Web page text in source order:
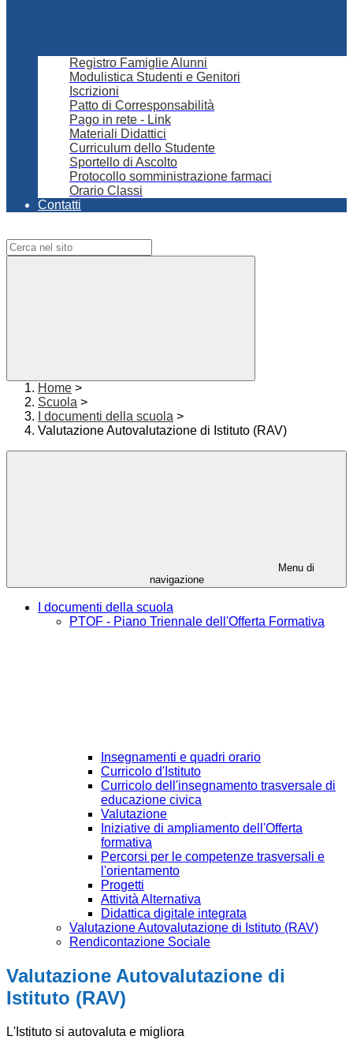
Registro Famiglie Alunni
Modulistica Studenti e Genitori
Iscrizioni
Patto di Corresponsabilità
Pago in rete - Link
Materiali Didattici
Curriculum dello Studente
Sportello di Ascolto
Protocollo somministrazione farmaci
Orario Classi
Contatti
Home >
Scuola >
I documenti della scuola >
Valutazione Autovalutazione di Istituto (RAV)
Menu di
navigazione
I documenti della scuola
PTOF - Piano Triennale dell'Offerta Formativa
Insegnamenti e quadri orario
Curricolo d'Istituto
Curricolo dell'insegnamento trasversale di
educazione civica
Valutazione
Iniziative di ampliamento dell'Offerta
formativa
Percorsi per le competenze trasversali e
l'orientamento
Progetti
Attività Alternativa
Didattica digitale integrata
Valutazione Autovalutazione di Istituto (RAV)
Rendicontazione Sociale
Valutazione Autovalutazione di
Istituto (RAV)
L'Istituto si autovaluta e migliora